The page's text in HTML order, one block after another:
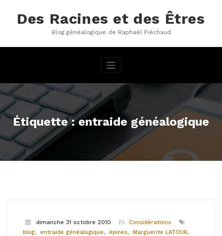
contenuDes Racines et des Êtres
Blog généalogique de Raphaël Piéchaud
Étiquette : entraide généalogique
dimanche 31 octobre 2010
Considérations
blog
entraide généalogique épines
Marguerite LATOUR